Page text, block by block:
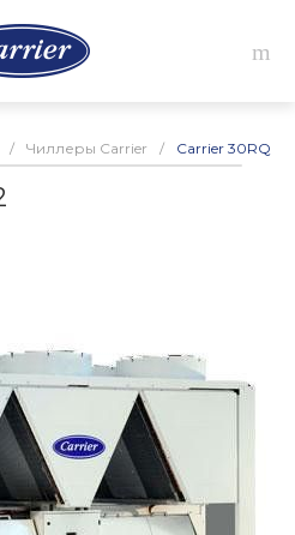
/ Чиллеры Carrier / Carrier 30RQ